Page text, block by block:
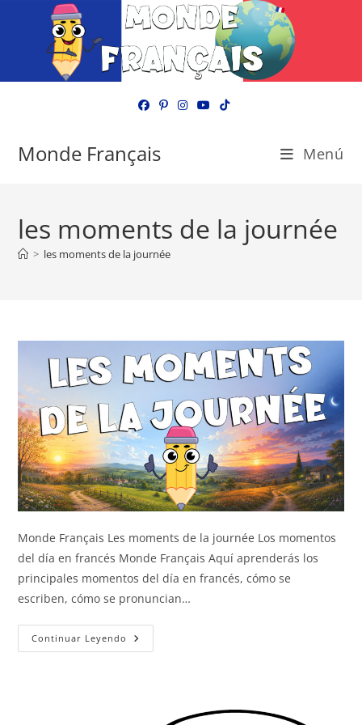
Monde Français Menú
les moments de la journée
> les moments de la journée
Monde Français Les moments de la journée Los momentos
del día en francés Monde Français Aquí aprenderás los
principales momentos del día en francés, cómo se
escriben, cómo se pronuncian…
Continuar Leyendo Los
Momentos